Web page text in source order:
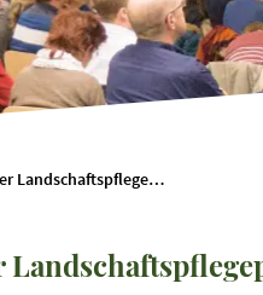
Preisträger Deutscher Landschaftspflegepreis 2018